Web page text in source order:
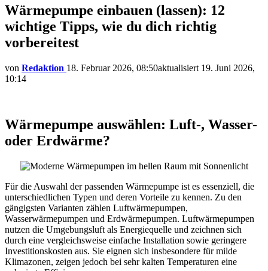
Wärmepumpe einbauen (lassen): 12
wichtige Tipps, wie du dich richtig
vorbereitest
von Redaktion 18. Februar 2026, 08:50aktualisiert 19. Juni 2026,
10:14
Wärmepumpe auswählen: Luft-, Wasser-
oder Erdwärme?
Für die Auswahl der passenden Wärmepumpe ist es essenziell, die
unterschiedlichen Typen und deren Vorteile zu kennen. Zu den
gängigsten Varianten zählen Luftwärmepumpen,
Wasserwärmepumpen und Erdwärmepumpen. Luftwärmepumpen
nutzen die Umgebungsluft als Energiequelle und zeichnen sich
durch eine vergleichsweise einfache Installation sowie geringere
Investitionskosten aus. Sie eignen sich insbesondere für milde
Klimazonen, zeigen jedoch bei sehr kalten Temperaturen eine